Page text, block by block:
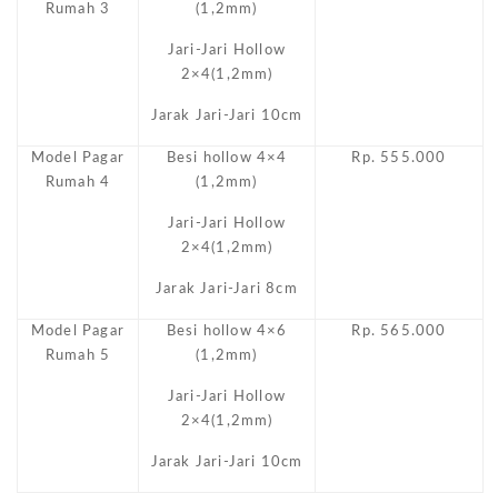
Rumah 3
(1,2mm)
Jari-Jari Hollow
2×4(1,2mm)
Jarak Jari-Jari 10cm
Model Pagar
Rumah 4
Besi hollow 4×4
(1,2mm)
Jari-Jari Hollow
2×4(1,2mm)
Jarak Jari-Jari 8cm
Rp. 555.000
Model Pagar
Rumah 5
Besi hollow 4×6
(1,2mm)
Jari-Jari Hollow
2×4(1,2mm)
Jarak Jari-Jari 10cm
Rp. 565.000